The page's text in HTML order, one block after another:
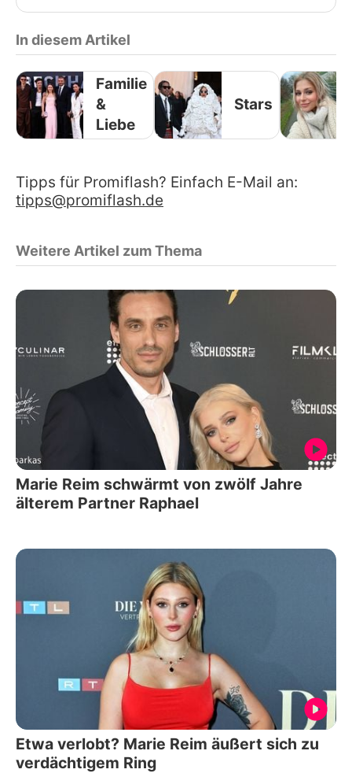
In diesem Artikel
Familie
&
Liebe
Stars
Tipps für Promiflash? Einfach E-Mail an:
tipps@promiflash.de
Weitere Artikel zum Thema
Marie Reim schwärmt von zwölf Jahre
älterem Partner Raphael
Etwa verlobt? Marie Reim äußert sich zu
verdächtigem Ring